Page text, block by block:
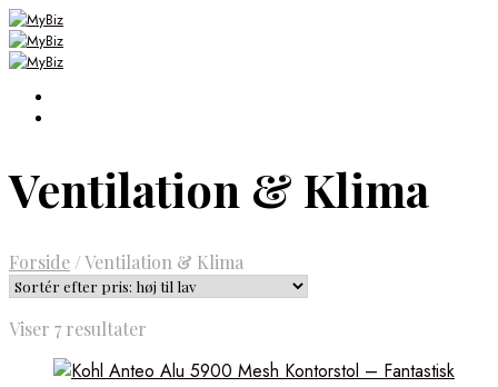
Ventilation & Klima
Forside /Ventilation & Klima
Viser 7 resultater
pris: